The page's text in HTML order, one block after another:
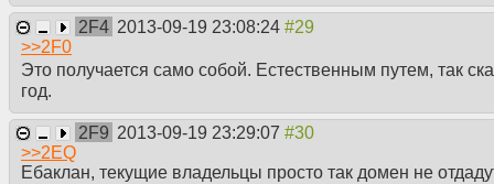
2F4 2013-09-19 23:08:24
>>2F0
Это получается само собой. Естественным путем, так
год.
2F9 2013-09-19 23:29:07
>>2EQ
Ебаклан, текущие владельцы просто так домен не